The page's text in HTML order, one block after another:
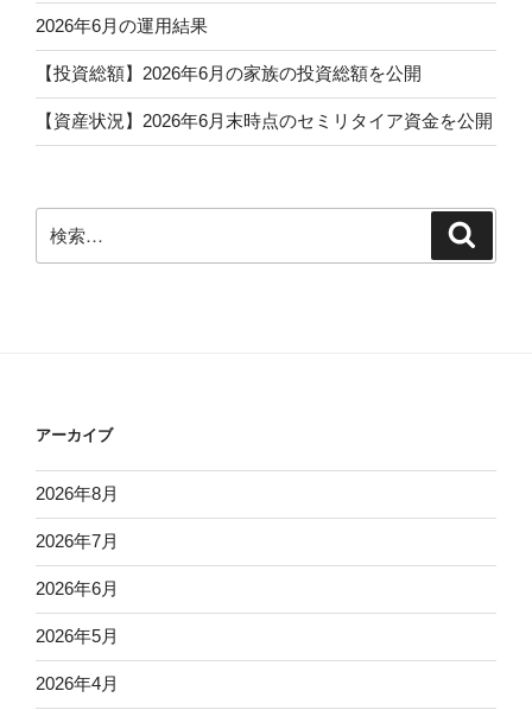
2026年6月の運用結果
【投資総額】2026年6月の家族の投資総額を公開
【資産状況】2026年6月末時点のセミリタイア資金を公開
索:
アーカイブ
2026年8月
2026年7月
2026年6月
2026年5月
2026年4月